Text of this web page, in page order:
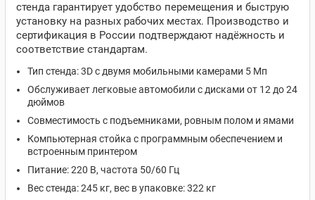
стенда гарантирует удобство перемещения и быструю
установку на разных рабочих местах. Производство и
сертификация в России подтверждают надёжность и
соответствие стандартам.
Тип стенда: 3D с двумя мобильными камерами 5 Мп
Обслуживает легковые автомобили с дисками от 12 до 24
дюймов
Совместимость с подъемниками, ровным полом и ямами
Компьютерная стойка с программным обеспечением и
встроенным принтером
Питание: 220 В, частота 50/60 Гц
Вес стенда: 245 кг, вес в упаковке: 322 кг